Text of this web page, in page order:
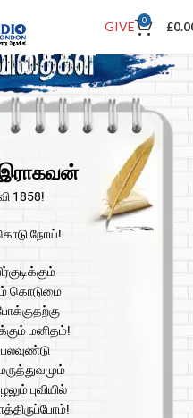
GIVE 0 £
இராகவன்
1858!
கொடு நோய்!
கொடுமை
மனிதம்!
புவியில்